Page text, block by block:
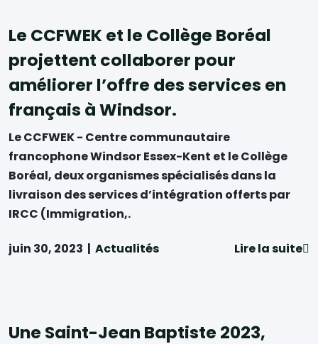
Le CCFWEK et le Collège Boréal
projettent collaborer pour
améliorer l’offre des services en
français à Windsor.
Le CCFWEK - Centre communautaire
francophone Windsor Essex-Kent et le Collège
Boréal, deux organismes spécialisés dans la
livraison des services d’intégration offerts par
IRCC (Immigration,.
juin 30, 2023 | Actualités Lire la suite
Une Saint-Jean Baptiste 2023,